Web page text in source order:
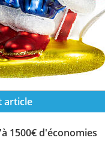
article
1500€ d'économies